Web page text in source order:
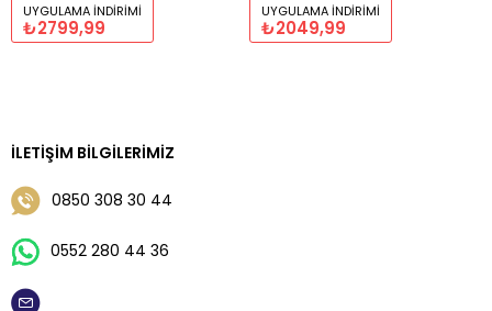
UYGULAMA İNDIRIMI
₺2799,99
UYGULAMA İNDIRIMI
₺2049,99
İLETIŞIM BILGILERIMIZ
0850 308 30 44
0552 280 44 36